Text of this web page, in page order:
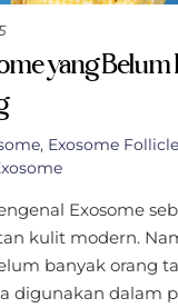
yang
, Exosome Follicle
Exosome
kulit modern.
banyak orang
digunakan dalam